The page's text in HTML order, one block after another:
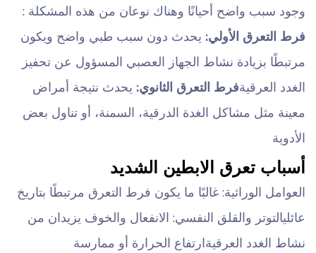
وجود سبب واضح أحيانًا وهناك نوعان من هذه المشكلة :
فرط التعرق الأولي: يحدث دون سبب طبي واضح ويكون
مرتبطًا بزيادة نشاط الجهاز العصبي المسؤول عن تحفيز
الغدد العرقيةفرط التعرق الثانوي: يحدث نتيجة أمراض
معينة مثل مشاكل الغدة الدرقية، السمنة، أو تناول بعض
الأدوية
أسباب تعرق الابطين الشديد
العوامل الوراثية: غالبًا ما يكون فرط التعرق مرتبطًا بتاريخ
عائليالتوتر والقلق النفسي: الانفعال والخوف يزيدان من
نشاط الغدد العرقيةارتفاع الحرارة أو ممارسة